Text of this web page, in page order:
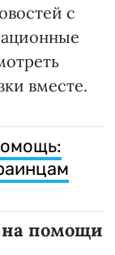
с
вместе.
на помощи